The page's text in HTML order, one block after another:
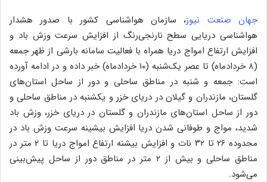
جهان صنعت نیوز، سازمان هواشناسی کشور با صدور هشدار
هواشناسی دریایی سطح نارنجی‌رنگ از افزایش سرعت وزش باد و
افزایش ارتفاع امواج دریا همراه با فعالیت سامانه بارشی از ظهر جمعه
(۸ خردادماه) تا عصر یک‌شنبه (۱۰ خردادماه) خبر داده و در ادامه آورده
است: جمعه و شنبه در مناطق ساحلی و دور از ساحل استان‌های
گلستان، مازندران و گیلان در دریای خزر و یکشنبه در مناطق ساحلی و
دور از ساحل استان‌های مازندران و گلستان در دریای خزر، وزش باد
شدید، مواج و طوفانی شدن دریا افزایش بیشینه سرعت وزش باد در
محدوده ۲۶ تا ۳۲ نات و افزایش بیشنه ارتفاع امواج دریا تا ۲ متر در
مناطق ساحلی و بیش از ۲ متر در مناطق دور از ساحل پیش‌بینی
می‌شود.